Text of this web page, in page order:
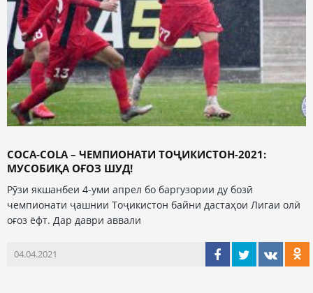
COCA-COLA – ЧЕМПИОНАТИ ТОҶИКИСТОН-2021:
МУСОБИҚА ОҒОЗ ШУД!
Рӯзи якшанбеи 4-уми апрел бо баргузории ду бозӣ
чемпионати ҷашнии Тоҷикистон байни дастаҳои Лигаи олӣ
оғоз ёфт. Дар даври аввали
04.04.2021